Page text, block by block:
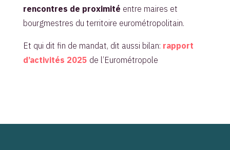
rencontres de proximité entre maires et
bourgmestres du territoire eurométropolitain.
Et qui dit fin de mandat, dit aussi bilan: rapport
d’activités 2025 de l’Eurométropole